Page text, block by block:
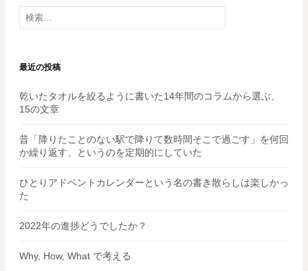
シ
ョ
ン
検
索:
最近の投稿
乾いたタオルを絞るように書いた14年間のコラムから選ぶ、
15の文章
昔「降りたことのない駅で降りて数時間そこで過ごす」を何回
か繰り返す、というのを定期的にしていた
ひとりアドベントカレンダーという名の書き散らしは楽しかっ
た
2022年の進捗どうでしたか？
Why, How, What で考える